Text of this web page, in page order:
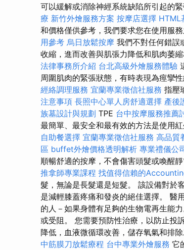
可以緩解或消除神經系統缺陷所引起的緊
療 新竹外燴服務方案 按摩店選擇 HTML
和價格僅供參考，我們要求您在使用服
用參考 烏日放鬆按摩 我們不對任何錯誤
收縮，進而改善與肌張力降低和肌肉萎縮
法律事務所介紹 台北高級外燴服務體驗
周圍肌肉的緊張狀態，有時表現為痙攣性
經絡調理服務 宜蘭專業徵信社服務 指壓
注意事項 長照中心單人房舒適選擇 產後
族墓設計與規劃 TPE 台中按摩服務推薦
最簡單、最安全和最有效的方法是使用
自助餐選擇 宜蘭專業徵信社服務 高品質
區 buffet外燴價格透明解析 專業禮儀公
順暢舒適的按摩，不會傷害頭髮或喚醒靜
推拿師專業課程 找值得信賴的
髮，無論是長髮還是短髮。 該設備對於
是減輕膝蓋疼痛和發炎的絕佳選擇。 醫
的人－如果身體有足夠的生物電再生能
或受阻。 您需要預防性治療，以防止投
降低，血液微循環改善，儲存氧氣和排
中筋膜刀放鬆療程 台中專業外燴服務 它